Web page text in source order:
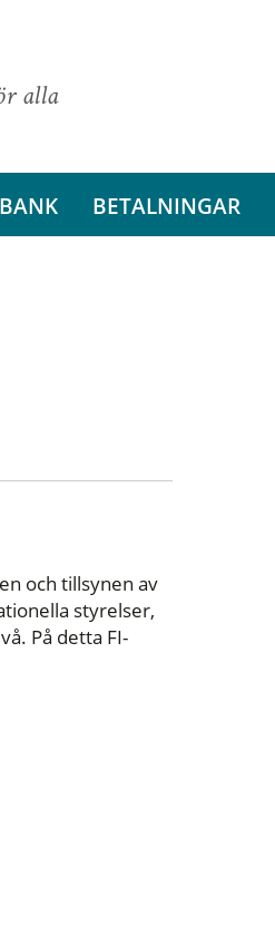
alla
BANK BETALNINGAR
och tillsynen av
styrelser,
På detta FI-